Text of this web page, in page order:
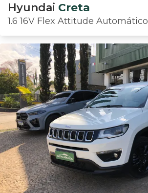
Hyundai Creta
1.6 16V Flex Attitude Automático